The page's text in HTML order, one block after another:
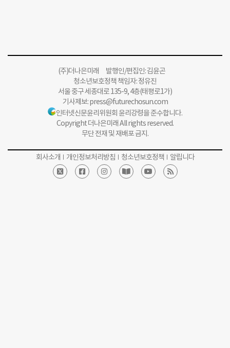
(주)더나은미래 발행인/편집인: 김윤곤
청소년보호정책 책임자: 정유진
서울 중구 세종대로 135-9, 4층(태평로1가)
기사제보:press@futurechosun.com
인터넷신문윤리위원회 윤리강령을 준수합니다.
Copyright 더나은미래 All rights reserved.
무단 전재 및 재배포 금지.
회사소개 개인정보처리방침 청소년보호정책 알립니다